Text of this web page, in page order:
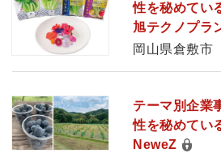
性を秘めてい
旭テクノプラ
岡山県倉敷市
テーマ別企業
性を秘めてい
NeweZ